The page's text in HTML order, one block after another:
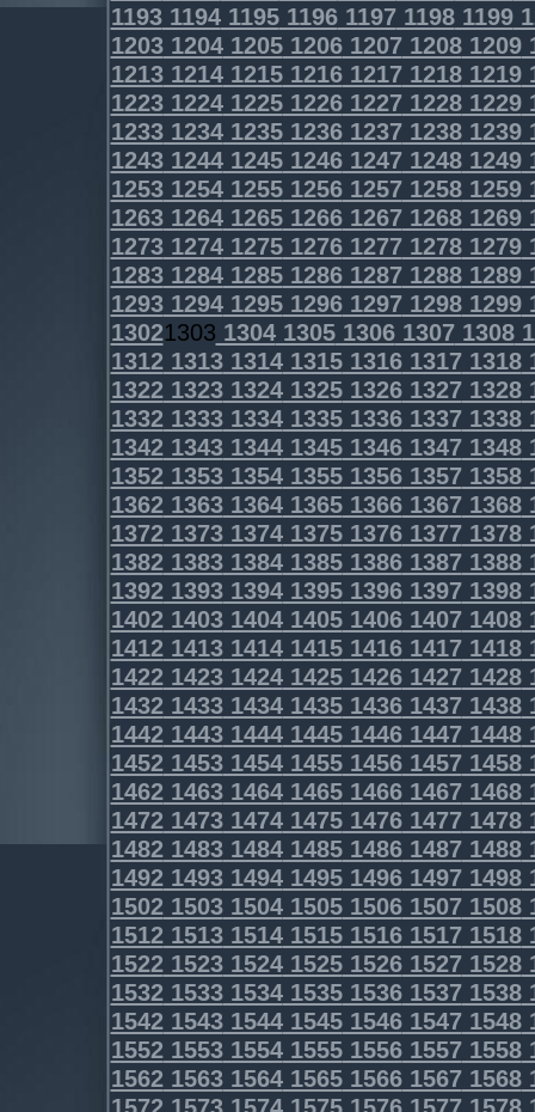
1193119411951196119711981199
1203120412051206120712081209
1213121412151216121712181219
1223122412251226122712281229
1233123412351236123712381239
1243124412451246124712481249
1253125412551256125712581259
1263126412651266126712681269
1273127412751276127712781279
1283128412851286128712881289
1293129412951296129712981299
13021303 13041305130613071308
1312131313141315131613171318
1322132313241325132613271328
1332133313341335133613371338
1342134313441345134613471348
1352135313541355135613571358
1362136313641365136613671368
1372137313741375137613771378
1382138313841385138613871388
1392139313941395139613971398
1402140314041405140614071408
1412141314141415141614171418
1422142314241425142614271428
1432143314341435143614371438
1442144314441445144614471448
1452145314541455145614571458
1462146314641465146614671468
1472147314741475147614771478
1482148314841485148614871488
1492149314941495149614971498
1502150315041505150615071508
1512151315141515151615171518
1522152315241525152615271528
1532153315341535153615371538
1542154315441545154615471548
1552155315541555155615571558
1562156315641565156615671568